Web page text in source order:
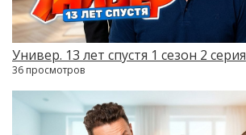
Универ. 13 лет спустя 1 сезон 2 серия
36 просмотров